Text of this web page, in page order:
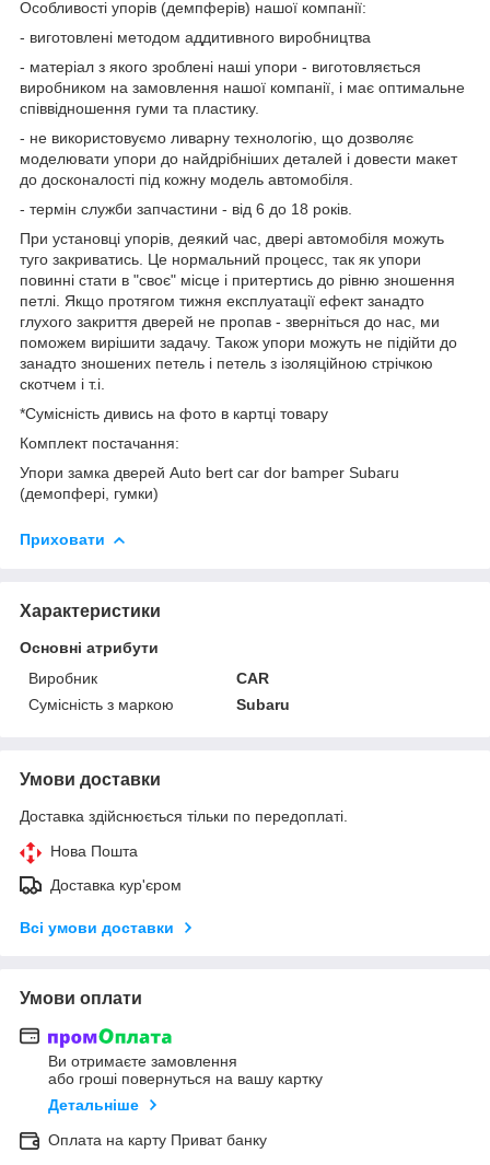
Особливості упорів (демпферів) нашої компанії:
- виготовлені методом аддитивного виробництва
- матеріал з якого зроблені наші упори - виготовляється
виробником на замовлення нашої компанії, і має оптимальне
співвідношення гуми та пластику.
- не використовуємо ливарну технологію, що дозволяє
моделювати упори до найдрібніших деталей і довести макет
до досконалості під кожну модель автомобіля.
- термін служби запчастини - від 6 до 18 років.
При установці упорів, деякий час, двері автомобіля можуть
туго закриватись. Це нормальний процесс, так як упори
повинні стати в "своє" місце і притертись до рівню зношення
петлі. Якщо протягом тижня експлуатації ефект занадто
глухого закриття дверей не пропав - зверніться до нас, ми
поможем вирішити задачу. Також упори можуть не підійти до
занадто зношених петель і петель з ізоляційною стрічкою
скотчем і т.і.
*Сумісність дивись на фото в картці товару
Комплект постачання:
Упори замка дверей Auto bert car dor bamper Subaru
(демопфері, гумки)
Приховати
Характеристики
Основні атрибути
Виробник
CAR
Сумісність з маркою
Subaru
Умови доставки
Доставка здійснюється тільки по передоплаті.
Нова Пошта
Доставка кур'єром
Всі умови доставки
Умови оплати
Ви отримаєте замовлення
або гроші повернуться на вашу картку
Детальніше
Оплата на карту Приват банку